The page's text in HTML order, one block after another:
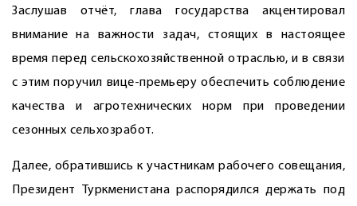
Заслушав отчёт, глава государства акцентировал
внимание на важности задач, стоящих в настоящее
время перед сельскохозяйственной отраслью, и в связи
с этим поручил вице-премьеру обеспечить соблюдение
качества и агротехнических норм при проведении
сезонных сельхозработ.
Далее, обратившись к участникам рабочего совещания,
Президент Туркменистана распорядился держать под